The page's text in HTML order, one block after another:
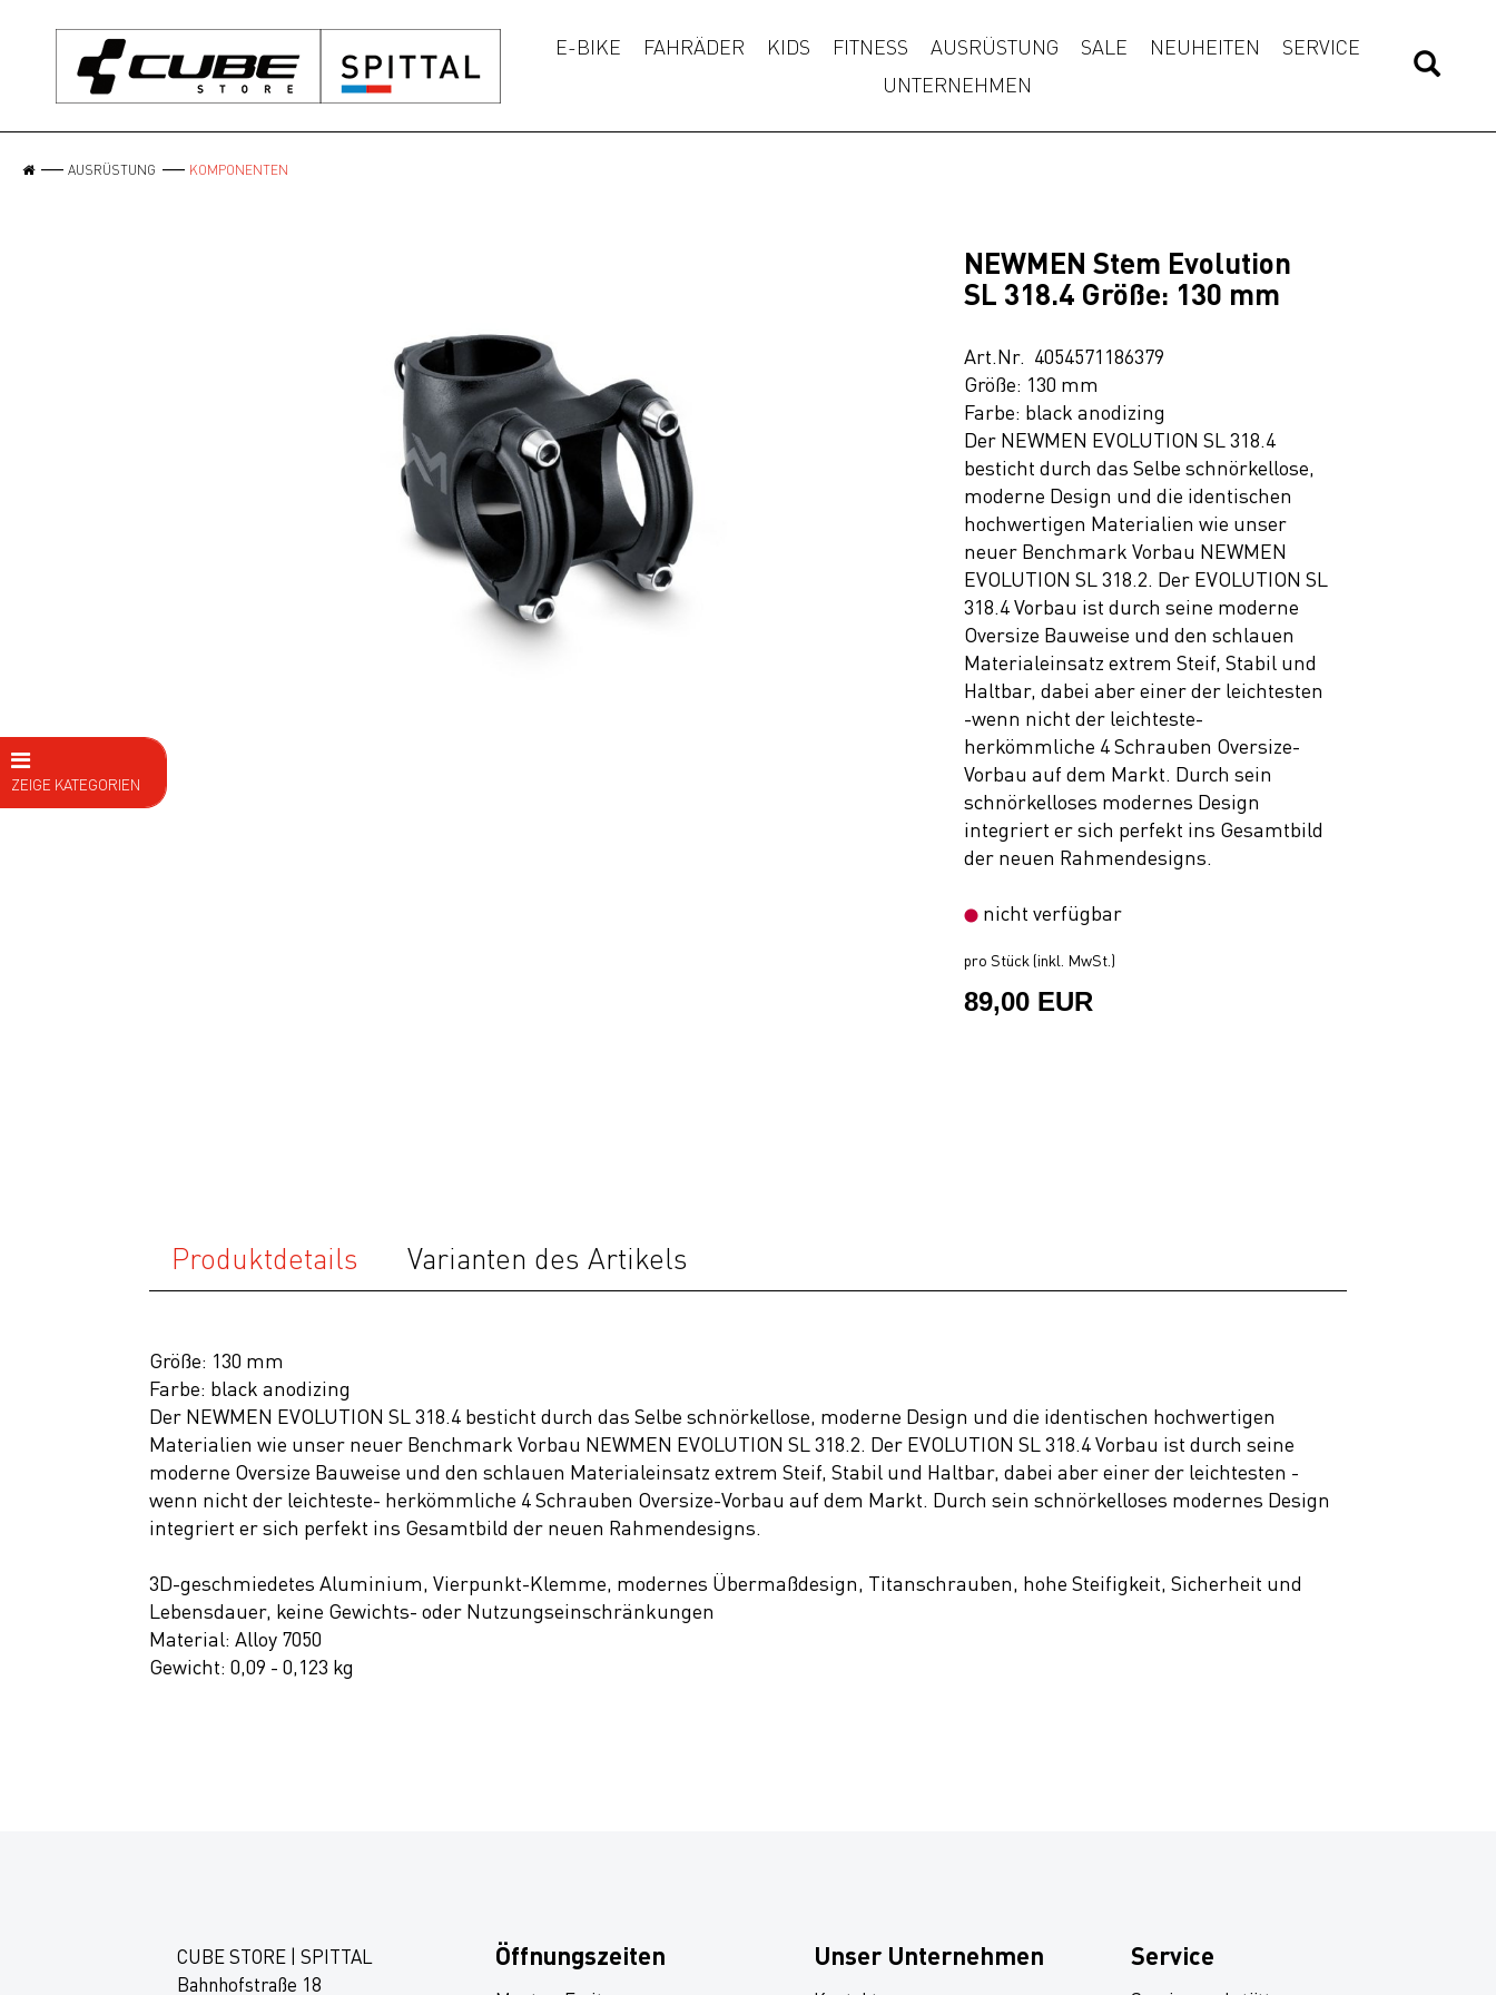
E-BIKE FAHRÄDER KIDS FITNESS AUSRÜSTUNG SALE NEUHEITEN
SERVICE
UNTERNEHMEN
AUSRÜSTUNG KOMPONENTEN
ZEIGE KATEGORIEN
Fahrradanhänger
NEWMEN Stem Evolution
SL 318.4 Größe: 130 mm
Art.Nr. 4054571186379
Größe: 130 mm
Farbe: black anodizing
Der NEWMEN EVOLUTION SL 318.4
besticht durch das Selbe schnörkellose,
moderne Design und die identischen
hochwertigen Materialien wie unser
neuer Benchmark Vorbau NEWMEN
EVOLUTION SL 318.2. Der EVOLUTION SL
318.4 Vorbau ist durch seine moderne
Oversize Bauweise und den schlauen
Materialeinsatz extrem Steif, Stabil und
Haltbar, dabei aber einer der leichtesten
-wenn nicht der leichteste-
herkömmliche 4 Schrauben Oversize-
Vorbau auf dem Markt. Durch sein
schnörkelloses modernes Design
integriert er sich perfekt ins Gesamtbild
der neuen Rahmendesigns.
nicht verfügbar
pro Stück (inkl. MwSt.)
89,00 EUR
Produktdetails Varianten des Artikels
Größe: 130 mm
Farbe: black anodizing
Der NEWMEN EVOLUTION SL 318.4 besticht durch das Selbe schnörkellose, moderne Design und die identischen hochwertigen
Materialien wie unser neuer Benchmark Vorbau NEWMEN EVOLUTION SL 318.2. Der EVOLUTION SL 318.4 Vorbau ist durch seine
moderne Oversize Bauweise und den schlauen Materialeinsatz extrem Steif, Stabil und Haltbar, dabei aber einer der leichtesten -
wenn nicht der leichteste- herkömmliche 4 Schrauben Oversize-Vorbau auf dem Markt. Durch sein schnörkelloses modernes Design
integriert er sich perfekt ins Gesamtbild der neuen Rahmendesigns.
3D-geschmiedetes Aluminium, Vierpunkt-Klemme, modernes Übermaßdesign, Titanschrauben, hohe Steifigkeit, Sicherheit und
Lebensdauer, keine Gewichts- oder Nutzungseinschränkungen
Material: Alloy 7050
Gewicht: 0,09 - 0,123 kg
CUBE STORE | SPITTAL
Bahnhofstraße 18
Öffnungszeiten Unser Unternehmen Service